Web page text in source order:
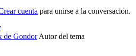
cuenta para unirse a la conversación.
Autor del tema